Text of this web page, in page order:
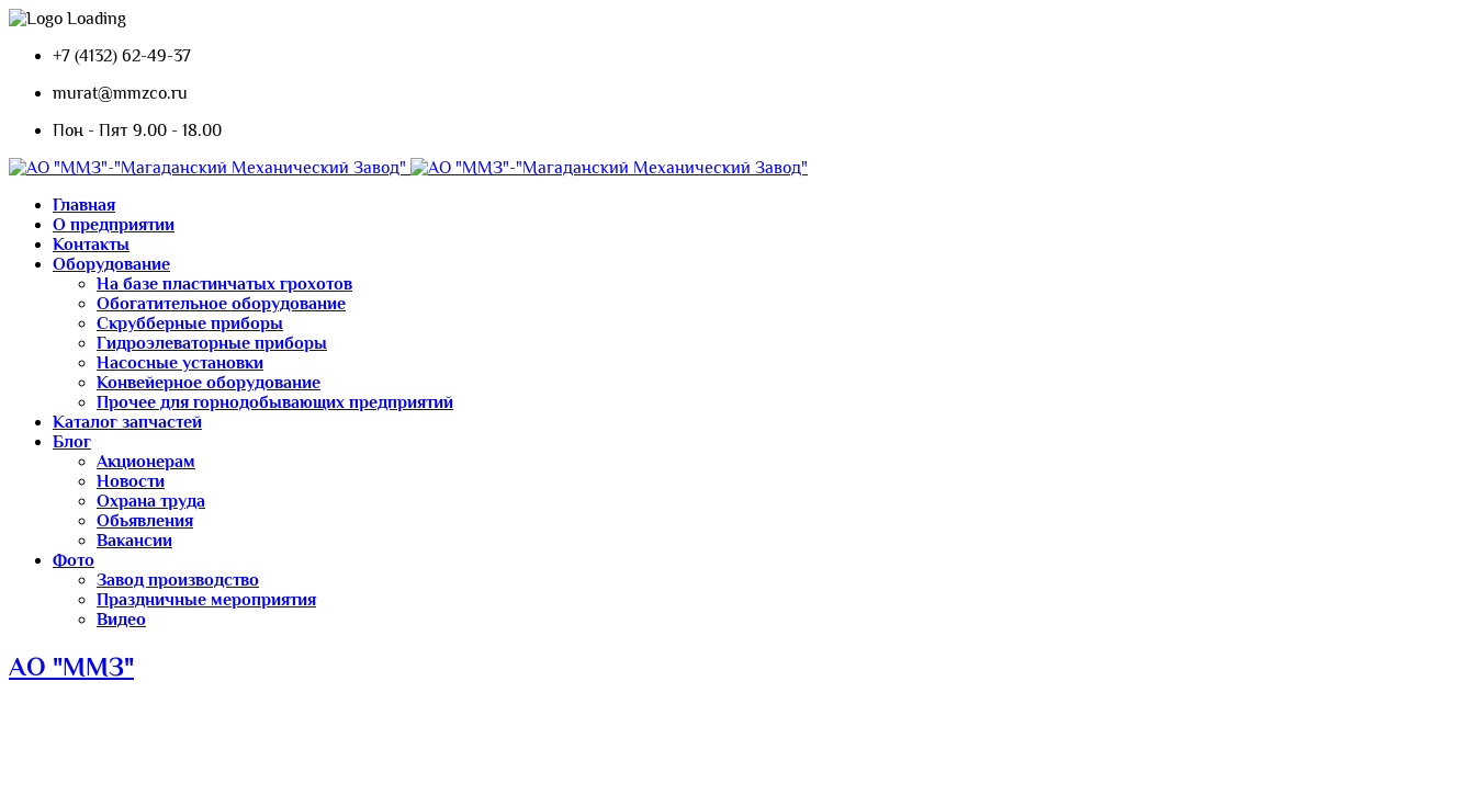
+7 (4132) 62-49-37
murat@mmzco.ru
Пон - Пят 9.00 - 18.00
Главная
О предприятии
Контакты
Оборудование
На базе пластинчатых грохотов
Обогатительное оборудование
Скрубберные приборы
Гидроэлеваторные приборы
Насосные установки
Конвейерное оборудование
Прочее для горнодобывающих предприятий
Каталог запчастей
Блог
Акционерам
Новости
Охрана труда
Обьявления
Вакансии
Фото
Завод производство
Праздничные мероприятия
Видео
АО "ММЗ"